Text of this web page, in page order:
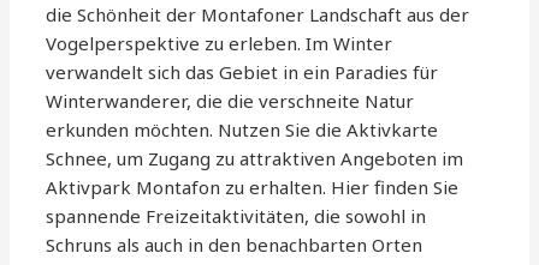
die Schönheit der Montafoner Landschaft aus der
Vogelperspektive zu erleben. Im Winter
verwandelt sich das Gebiet in ein Paradies für
Winterwanderer, die die verschneite Natur
erkunden möchten. Nutzen Sie die Aktivkarte
Schnee, um Zugang zu attraktiven Angeboten im
Aktivpark Montafon zu erhalten. Hier finden Sie
spannende Freizeitaktivitäten, die sowohl in
Schruns als auch in den benachbarten Orten